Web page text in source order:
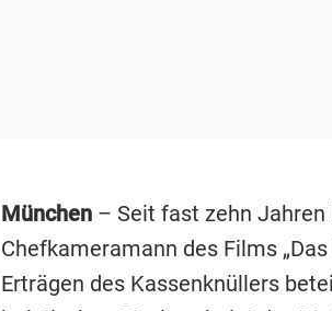
München – Seit fast zehn
Chefkameramann des Films
Erträgen des Kassenknüllers